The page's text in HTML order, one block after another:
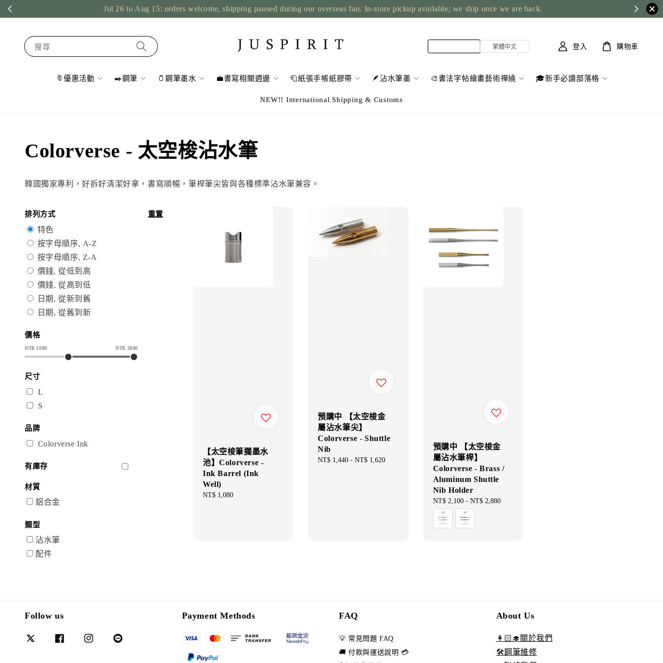
Jul 26 to Aug 15: orders welcome, shipping paused during our overseas fair. In-store pickup available; we ship once we are back.
搜尋
🔖優惠活動 ✒️鋼筆 🫙鋼筆墨水 💼書寫相關週邊 🧻紙張手帳紙膠帶 🪶沾水筆墨 🎨書法字帖繪畫藝術禪繞 🎓新手必讀部落格
NEW!! International Shipping & Customs
登入 購物車
Colorverse - 太空梭沾水筆
韓國獨家專利，好拆好清潔好拿，書寫順暢，筆桿筆尖皆與各種標準沾水筆兼容。
排列方式 重置
特色
按字母順序, A-Z
按字母順序, Z-A
價錢, 從低到高
價錢, 從高到低
日期, 從新到舊
日期, 從舊到新
價格
NT$ 1080 NT$ 2880
尺寸
L
S
品牌
Colorverse Ink
有庫存
材質
鋁合金
類型
沾水筆
配件
【太空梭筆擱墨水
池】Colorverse -
Ink Barrel (Ink
Well)
Regular
NT$ 1,080
預購中 【太空梭金
屬沾水筆尖】
Colorverse - Shuttle
Nib
Regular
NT$ 1,440 -NT$ 1,620
預購中 【太空梭金
屬沾水筆桿】
Colorverse - Brass /
Aluminum Shuttle
Nib Holder
Regular
price
NT$ 2,100- NT$ 2,880
Follow us Payment Methods FAQ
💡 常見問題 FAQ
🚚 付款與運送說明 💳
About Us
👩🏻‍🎓關於我們
🛠️鋼筆維修